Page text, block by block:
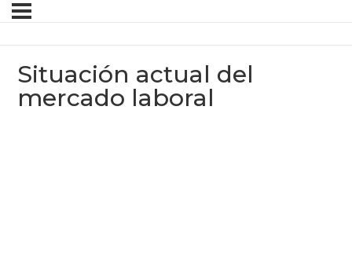
Situación actual del
mercado laboral